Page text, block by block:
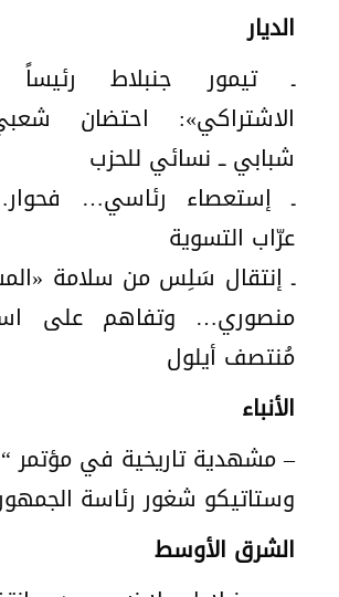
الديار
ـ تيمور جنبلاط رئيساً
الاشتراكي»: احتضان
شبابي ــ نسائي للحزب
ـ إستعصاء رئاسي…
عرّاب التسوية
ـ إنتقال سَلِس من سلامة
منصوري… وتفاهم على
مُنتصف أيلول
الأنباء
– مشهدية تاريخية في مؤتمر
وستاتيكو شغور رئاسة
الشرق الأوسط